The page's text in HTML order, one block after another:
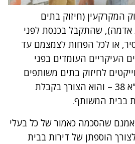
המקרקעין (חיזוק בתים
אדמה), שהתקבל בכנסת לפני
או לכל הפחות לצמצמם עד
העיקריים העומדים בפני
לחיזוק בתים משותפים
ותוספות בנייה לפי תמ"א 38 – והוא הצורך בקבלת
בבית המשותף.
שהסכמה כאמור של כל בעלי
הוספתן של דירות בבית